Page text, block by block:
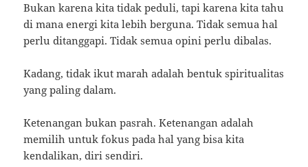
Bukan karena kita tidak peduli, tapi karena kita tahu
di mana energi kita lebih berguna. Tidak semua hal
perlu ditanggapi. Tidak semua opini perlu dibalas.
Kadang, tidak ikut marah adalah bentuk spiritualitas
yang paling dalam.
Ketenangan bukan pasrah. Ketenangan adalah
memilih untuk fokus pada hal yang bisa kita
kendalikan, diri sendiri.